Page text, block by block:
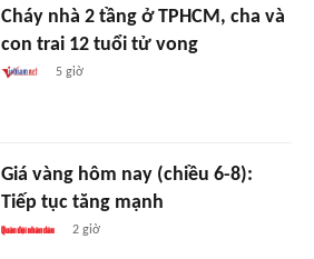
Cháy nhà 2 tầng ở TPHCM, cha và
con trai 12 tuổi tử vong
5 giờ
Giá vàng hôm nay (chiều 6-8):
Tiếp tục tăng mạnh
2 giờ